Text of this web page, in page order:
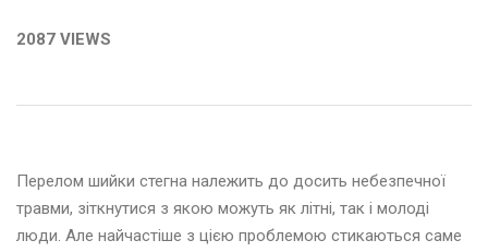
2087 VIEWS
Перелом шийки стегна належить до досить небезпечної
травми, зіткнутися з якою можуть як літні, так і молоді
люди. Але найчастіше з цією проблемою стикаються саме